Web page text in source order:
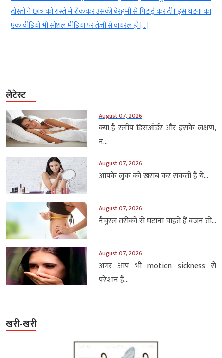
दोस्तों ने छात्र को रास्ते में रोककर उसकी बेरहमी से पिटाई कर दी। इस घटना का
एक वीडियो भी सोशल मीडिया पर तेजी से वायरल हो […]
लेटेस्ट
August 07, 2026
क्या है स्लीप डिसऑर्डर और इसके लक्षण,
न...
August 07, 2026
आपके लुक को खराब कर सकती हैं ये...
August 07, 2026
नैचुरल तरीकों से घटाना चाहते हैं वजन तो...
August 07, 2026
अगर आप भी motion sickness से
परेशान हैं...
खरी-खरी